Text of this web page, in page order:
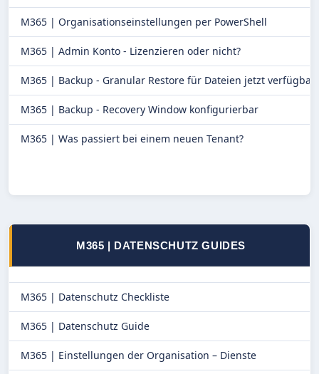
M365 | Organisationseinstellungen per PowerShell
M365 | Admin Konto - Lizenzieren oder nicht?
M365 | Backup - Granular Restore für Dateien jetzt verfügbar
M365 | Backup - Recovery Window konfigurierbar
M365 | Was passiert bei einem neuen Tenant?
M365 | DATENSCHUTZ GUIDES
M365 | Datenschutz Checkliste
M365 | Datenschutz Guide
M365 | Einstellungen der Organisation – Dienste